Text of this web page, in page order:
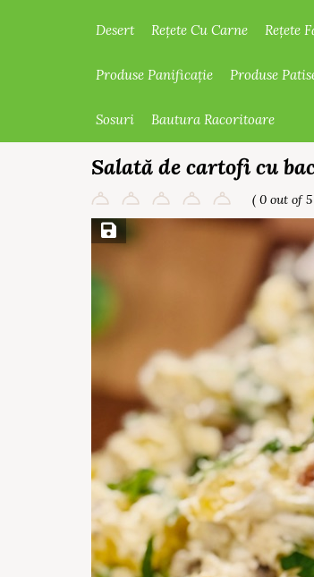
Desert Rețete Cu Carne Rețete
Produse Panificație Produse
Sosuri Bautura Racoritoare
Salată de cartofi cu
( 0 out of
Save Recipe